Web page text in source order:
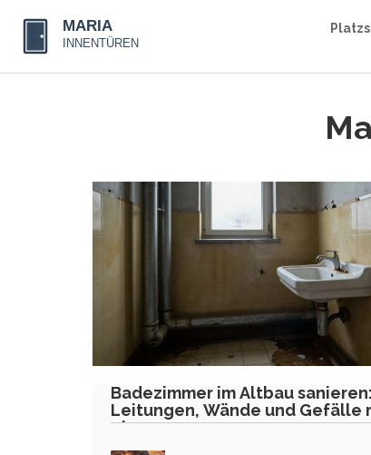
Badezimmer im Altbau sanieren:
Leitungen, Wände und Gefälle
planen